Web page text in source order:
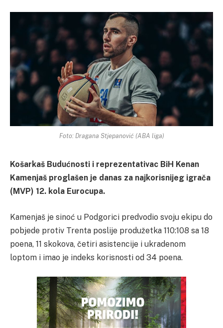
Foto: Dragana Stjepanović (ABA liga)
Košarkaš Budućnosti i reprezentativac BiH Kenan
Kamenjaš proglašen je danas za najkorisnijeg igrača
(MVP) 12. kola Eurocupa.
Kamenjaš je sinoć u Podgorici predvodio svoju ekipu do
pobjede protiv Trenta poslije produžetka 110:108 sa 18
poena, 11 skokova, četiri asistencije i ukradenom
loptom i imao je indeks korisnosti od 34 poena.